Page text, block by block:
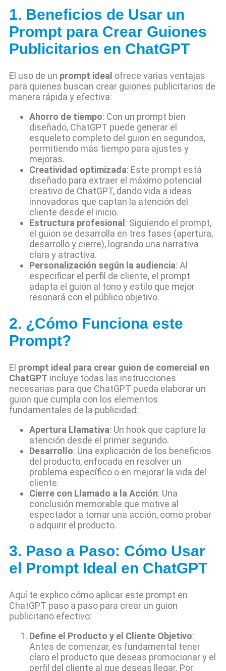
1. Beneficios de Usar un
Prompt para Crear Guiones
Publicitarios en ChatGPT
El uso de un prompt ideal ofrece varias ventajas
para quienes buscan crear guiones publicitarios de
manera rápida y efectiva:
Ahorro de tiempo: Con un prompt bien
diseñado, ChatGPT puede generar el
esqueleto completo del guion en segundos,
permitiendo más tiempo para ajustes y
mejoras.
Creatividad optimizada: Este prompt está
diseñado para extraer el máximo potencial
creativo de ChatGPT, dando vida a ideas
innovadoras que captan la atención del
cliente desde el inicio.
Estructura profesional: Siguiendo el prompt,
el guion se desarrolla en tres fases (apertura,
desarrollo y cierre), logrando una narrativa
clara y atractiva.
Personalización según la audiencia: Al
especificar el perfil de cliente, el prompt
adapta el guion al tono y estilo que mejor
resonará con el público objetivo.
2. ¿Cómo Funciona este
Prompt?
El prompt ideal para crear guion de comercial en
ChatGPT incluye todas las instrucciones
necesarias para que ChatGPT pueda elaborar un
guion que cumpla con los elementos
fundamentales de la publicidad:
Apertura Llamativa: Un hook que capture la
atención desde el primer segundo.
Desarrollo: Una explicación de los beneficios
del producto, enfocada en resolver un
problema específico o en mejorar la vida del
cliente.
Cierre con Llamado a la Acción: Una
conclusión memorable que motive al
espectador a tomar una acción, como probar
o adquirir el producto.
3. Paso a Paso: Cómo Usar
el Prompt Ideal en ChatGPT
Aquí te explico cómo aplicar este prompt en
ChatGPT paso a paso para crear un guion
publicitario efectivo:
Define el Producto y el Cliente Objetivo:
Antes de comenzar, es fundamental tener
claro el producto que deseas promocionar y el
perfil del cliente al que deseas llegar. Por